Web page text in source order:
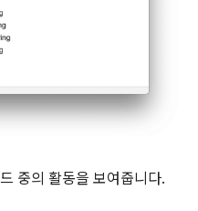
중의 활동을 보여줍니다.